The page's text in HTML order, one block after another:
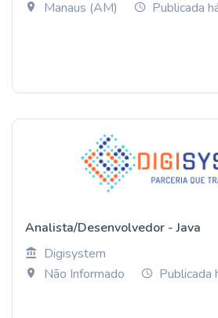
Manaus (AM)
Publicada
Analista/Desenvolvedor - Java
Digisystem
Não Informado
Publicada